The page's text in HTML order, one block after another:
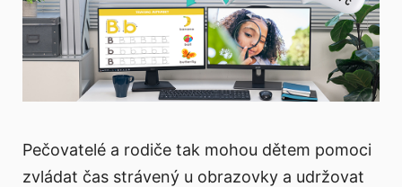
Pečovatelé a rodiče tak mohou dětem pomoci
zvládat čas strávený u obrazovky a udržovat